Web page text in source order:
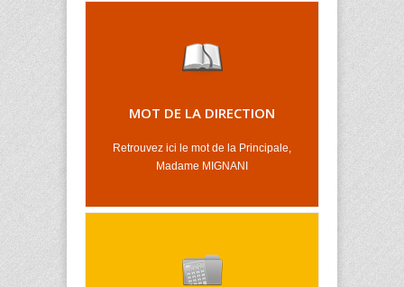
MOT DE LA DIRECTION
Retrouvez ici le mot de la Principale,
Madame MIGNANI